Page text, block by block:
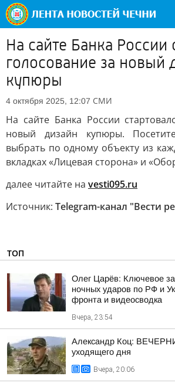
На сайте Банка России
голосование за новый
купюры
4 октября 2025, 12:07 СМИ
На сайте Банка России
новый дизайн купюры.
выбрать по одному объекту из
вкладках «Лицевая сторона» и
далее читайте на vesti095.ru
Источник: Telegram-канал "Вести
ТОП
Олег Царёв: Ключевое за
ночных ударов по РФ и
фронта и видеосводка
Вчера, 23:54
Александр Коц:
уходящего дня
Вчера, 20:06